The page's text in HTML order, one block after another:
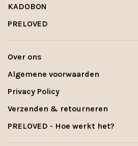
KADOBON
PRELOVED
Over ons
Algemene voorwaarden
Privacy Policy
Verzenden & retourneren
PRELOVED - Hoe werkt het?